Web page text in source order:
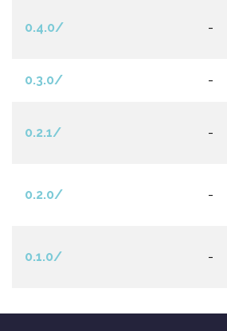
0.4.0/ -
0.3.0/ -
0.2.1/ -
0.2.0/ -
0.1.0/ -